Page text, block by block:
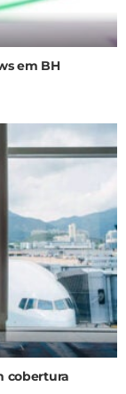
em BH
cobertura